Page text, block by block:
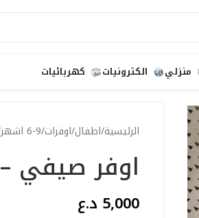
منزلي الكترونيات كهربائيات
الرئيسية اطفالاوفرات 6-9 اشهر
اوفر صيفي – 73
5,000 د.ع